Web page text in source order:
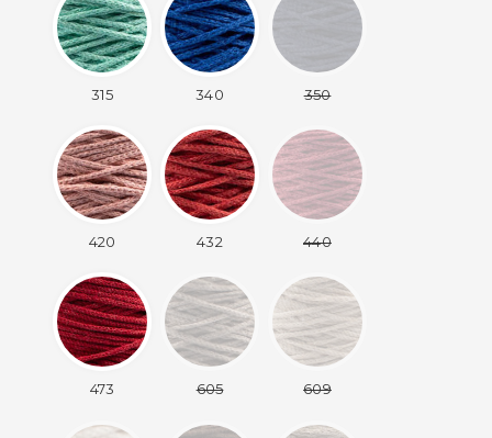
315 340 350
420 432 440
473 605 609